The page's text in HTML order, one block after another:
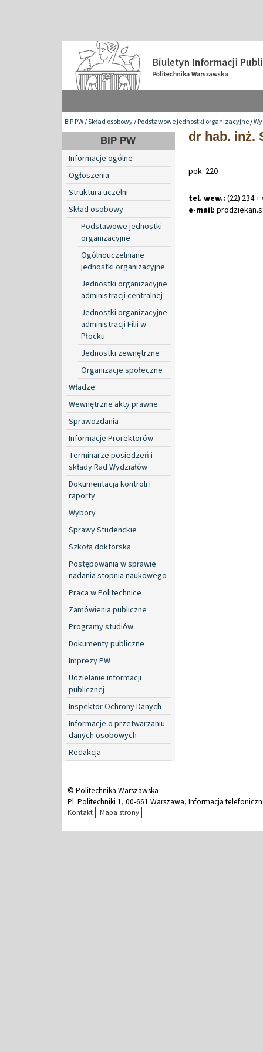
BIP PW/Skład osobowy/Podstawowe jednostki organizacyjne/
BIP PW
Informacje ogólne
Ogłoszenia
Struktura uczelni
Skład osobowy
Podstawowe jednostki
organizacyjne
Ogólnouczelniane
jednostki organizacyjne
Jednostki organizacyjne
administracji centralnej
Jednostki organizacyjne
administracji Filii w
Płocku
Jednostki zewnętrzne
Organizacje społeczne
Władze
Wewnętrzne akty prawne
Sprawozdania
Informacje Prorektorów
Terminarze posiedzeń i
składy Rad Wydziałów
Dokumentacja kontroli i
raporty
Wybory
Sprawy Studenckie
Szkoła doktorska
Postępowania w sprawie
nadania stopnia naukowego
Praca w Politechnice
Zamówienia publiczne
Programy studiów
Dokumenty publiczne
Imprezy PW
Udzielanie informacji
publicznej
Inspektor Ochrony Danych
Informacje o przetwarzaniu
danych osobowych
Redakcja
dr hab. inż.
pok. 220
tel. wew.: (22) 234
e-mail: prodziekan.
© Politechnika Warszawska
Pl. Politechniki 1, 00-661 Warszawa, Informacja
Kontakt Mapa strony